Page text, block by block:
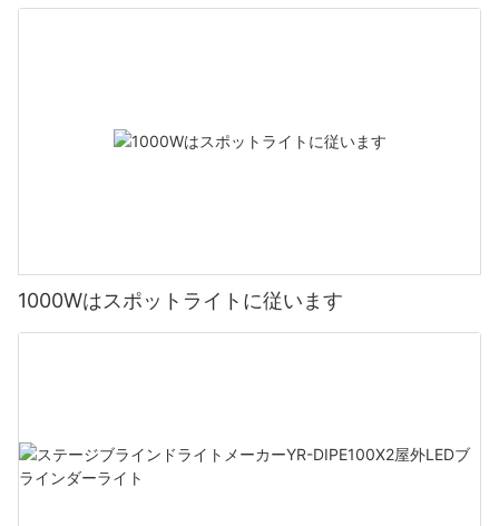
1000Wはスポットライトに従います